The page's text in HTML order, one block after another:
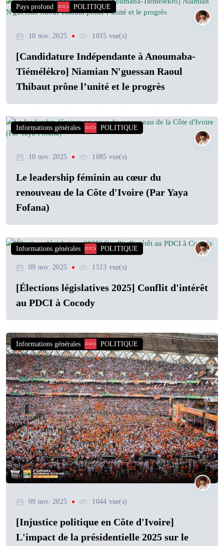
Pays profond ==> POLITIQUE
10 nov. 2025 1015 vue(s)
[Candidature Indépendante à Anoumaba-
Tiémélékro] Niamian N'guessan Raoul
Thibaut prône l’unité et le progrès
Informations générales ==> POLITIQUE
10 nov. 2025 1085 vue(s)
Le leadership féminin au cœur du
renouveau de la Côte d'Ivoire (Par Yaya
Fofana)
Informations générales ==> POLITIQUE
09 nov. 2025 1513 vue(s)
[Élections législatives 2025] Conflit d'intérêt
au PDCI à Cocody
Informations générales ==> POLITIQUE
09 nov. 2025 1044 vue(s)
[Injustice politique en Côte d'Ivoire]
L'impact de la présidentielle 2025 sur le